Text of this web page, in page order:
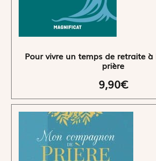
Pour vivre un temps de retraite à
prière
9,90€